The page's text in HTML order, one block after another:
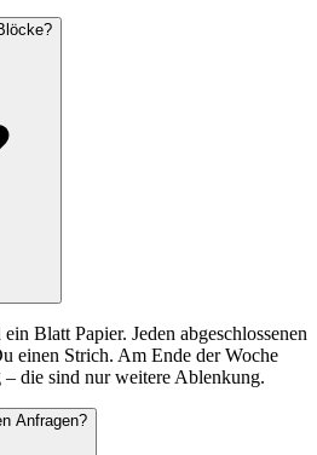
Blatt Papier. Jeden abgeschlossenen
einen Strich. Am Ende der Woche
die sind nur weitere Ablenkung.
Anfragen?